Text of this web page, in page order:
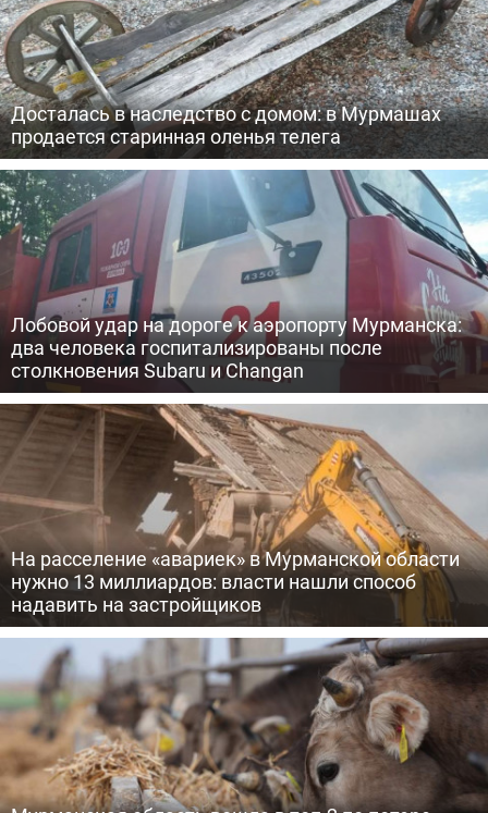
Досталась в наследство с домом: в Мурмашах
продается старинная оленья телега
Лобовой удар на дороге к аэропорту Мурманска:
два человека госпитализированы после
столкновения Subaru и Changan
На расселение «авариек» в Мурманской области
нужно 13 миллиардов: власти нашли способ
надавить на застройщиков